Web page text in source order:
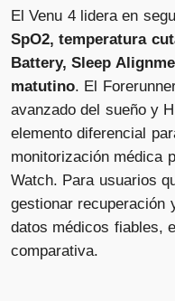
El Venu 4 lidera en
SpO2, temperatura
Battery, Sleep
matutino. El
avanzado del sueño y
elemento diferencial
monitorización médica
Watch. Para usuarios
gestionar recuperación
datos médicos fiables,
comparativa.